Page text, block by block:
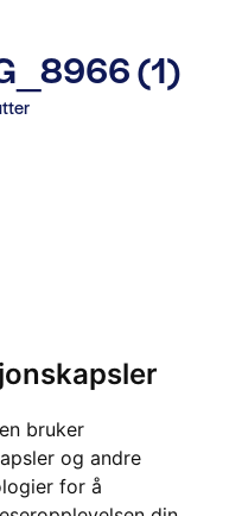
bruker
og andre
for å
(1)